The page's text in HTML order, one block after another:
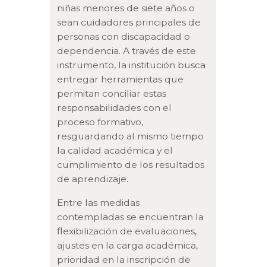
niñas menores de siete años o
sean cuidadores principales de
personas con discapacidad o
dependencia. A través de este
instrumento, la institución busca
entregar herramientas que
permitan conciliar estas
responsabilidades con el
proceso formativo,
resguardando al mismo tiempo
la calidad académica y el
cumplimiento de los resultados
de aprendizaje.
Entre las medidas
contempladas se encuentran la
flexibilización de evaluaciones,
ajustes en la carga académica,
prioridad en la inscripción de